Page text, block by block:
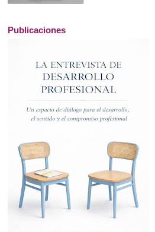
Publicaciones